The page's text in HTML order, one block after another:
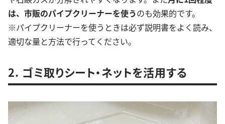
は、市販のパイプクリーナーを使うのも効果的です。
※パイプクリーナーを使うときは必ず説明書をよく読み、
適切な量と方法で行ってください。
2. ゴミ取りシート・ネットを活用する